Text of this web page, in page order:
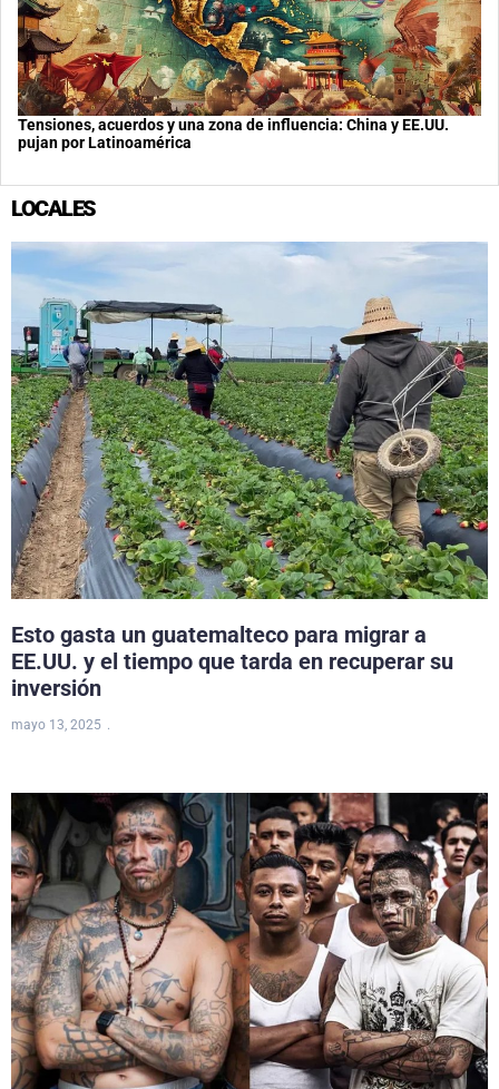
Tensiones, acuerdos y una zona de influencia: China y EE.UU.
pujan por Latinoamérica
LOCALES
Esto gasta un guatemalteco para migrar a
EE.UU. y el tiempo que tarda en recuperar su
inversión
mayo 13, 2025